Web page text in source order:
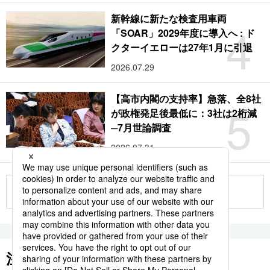
4
新幹線に新たな検査用車両
「SOAR」2029年度に導入へ : ド
クターイエローは27年1月に引退
2026.07.29
5
【高市内閣の支持率】急落、全8社
が政権発足後最低に：3社は2桁減
─7月世論調査
2026.07.31
もっと見る
注目のキーワード